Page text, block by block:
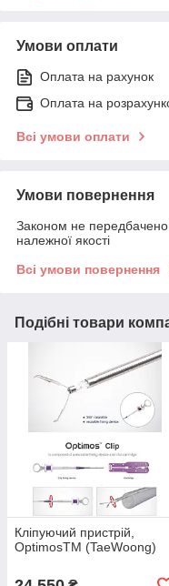
Умови оплати
Оплата на рахунок
Оплата на
Всі умови оплати
Умови повернення
Законом не
належної якості
Всі умови повернення
Подібні товари
Кліпуючий пристрій,
OptimosTM (TaeWoong)